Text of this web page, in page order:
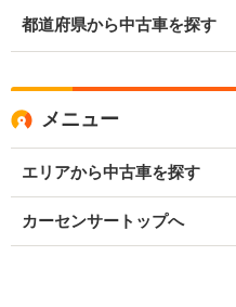
都道府県から中古車を探す
メニュー
エリアから中古車を探す
カーセンサートップへ